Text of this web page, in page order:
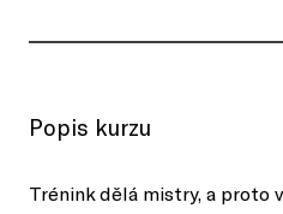
Popis kurzu
Trénink dělá mistry, a proto